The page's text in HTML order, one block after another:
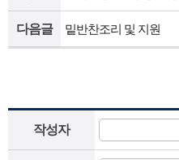
다음글 밑반찬조리 및 지원
작성자